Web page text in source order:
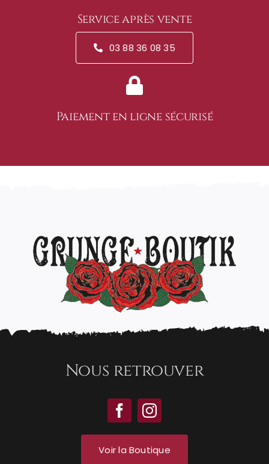
Service après vente
03 88 36 08 35
Paiement en ligne sécurisé
Nous retrouver
Voir la Boutique